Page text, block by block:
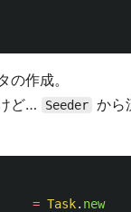
の作成。
ど…
Seeder から
= Task. new